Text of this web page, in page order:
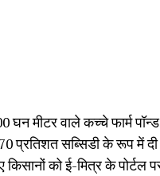
मीटर वाले कच्चे फार्म
प्रतिशत सब्सिडी के रूप में
को ई-मित्र के पोर्टल